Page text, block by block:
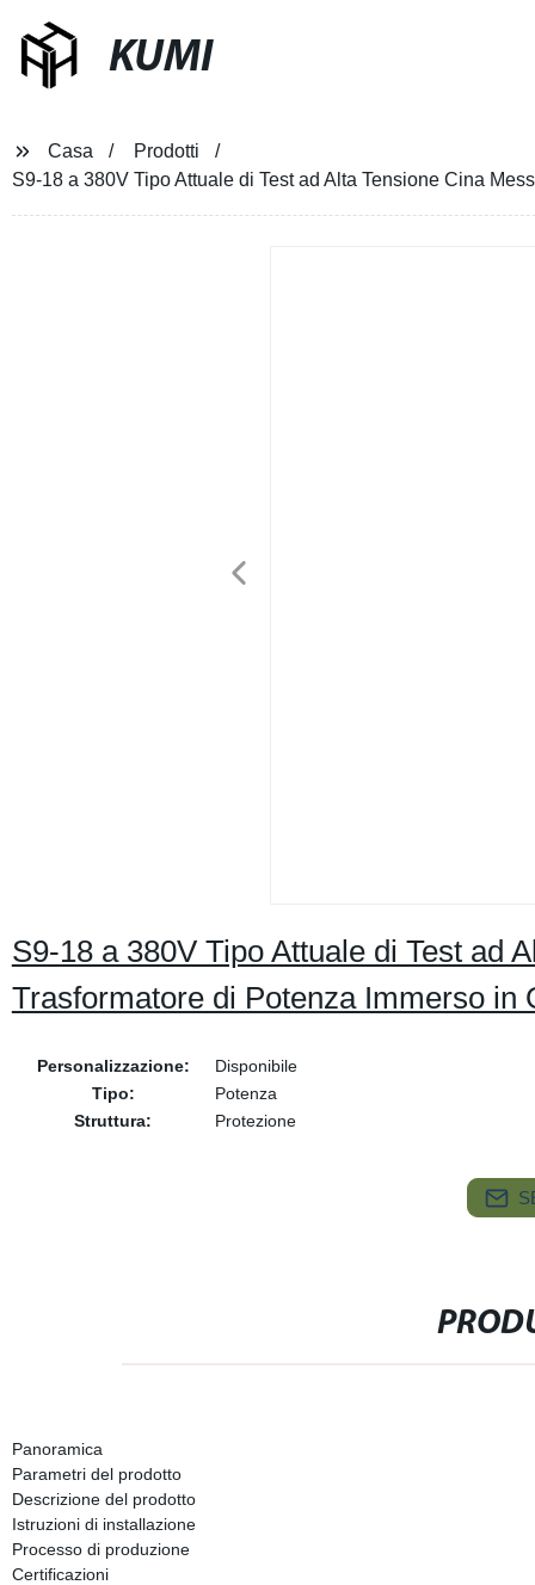
KUMI
Casa
Prodotti
S9-18 a 380V Tipo Attuale di Test ad Alta Tensione Cina
S9-18 a 380V Tipo Attuale di Test ad
Trasformatore di Potenza Immerso in
Personalizzazione:
Disponibile
Tipo:
Potenza
Struttura:
Protezione
Panoramica
Parametri del prodotto
Descrizione del prodotto
Istruzioni di installazione
Processo di produzione
Certificazioni